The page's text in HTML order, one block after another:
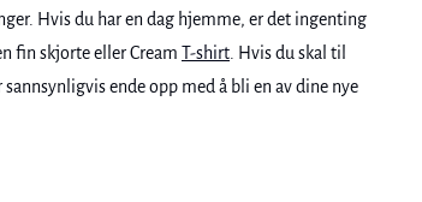
Hvis du har en dag hjemme, er det ingenting
fin skjorte eller Cream T-shirt . Hvis du skal til
ende opp med å bli en av dine nye